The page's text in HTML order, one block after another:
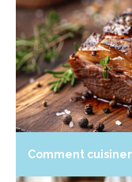
Comment